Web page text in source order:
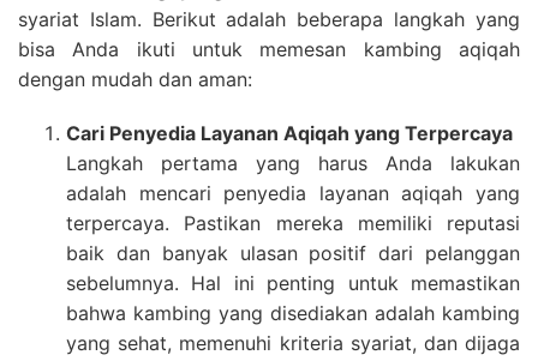
syariat Islam. Berikut adalah beberapa langkah yang
bisa Anda ikuti untuk memesan kambing aqiqah
dengan mudah dan aman:
Cari Penyedia Layanan Aqiqah yang Terpercaya
Langkah pertama yang harus Anda lakukan
adalah mencari penyedia layanan aqiqah yang
terpercaya. Pastikan mereka memiliki reputasi
baik dan banyak ulasan positif dari pelanggan
sebelumnya. Hal ini penting untuk memastikan
bahwa kambing yang disediakan adalah kambing
yang sehat, memenuhi kriteria syariat, dan dijaga